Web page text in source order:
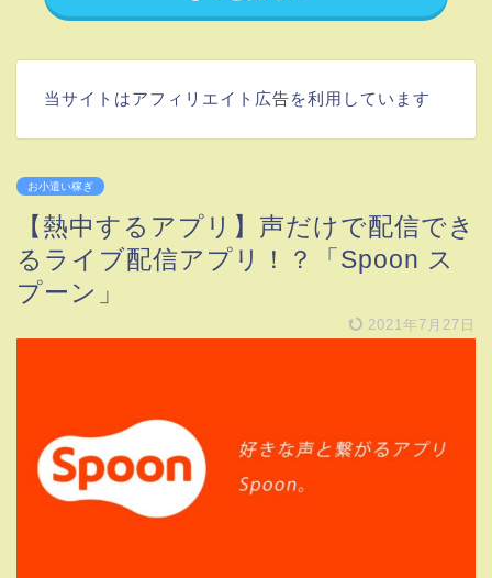
当サイトはアフィリエイト広告を利用しています
お小遣い稼ぎ
【熱中するアプリ】声だけで配信でき
るライブ配信アプリ！？「Spoon ス
プーン」
2021年7月27日